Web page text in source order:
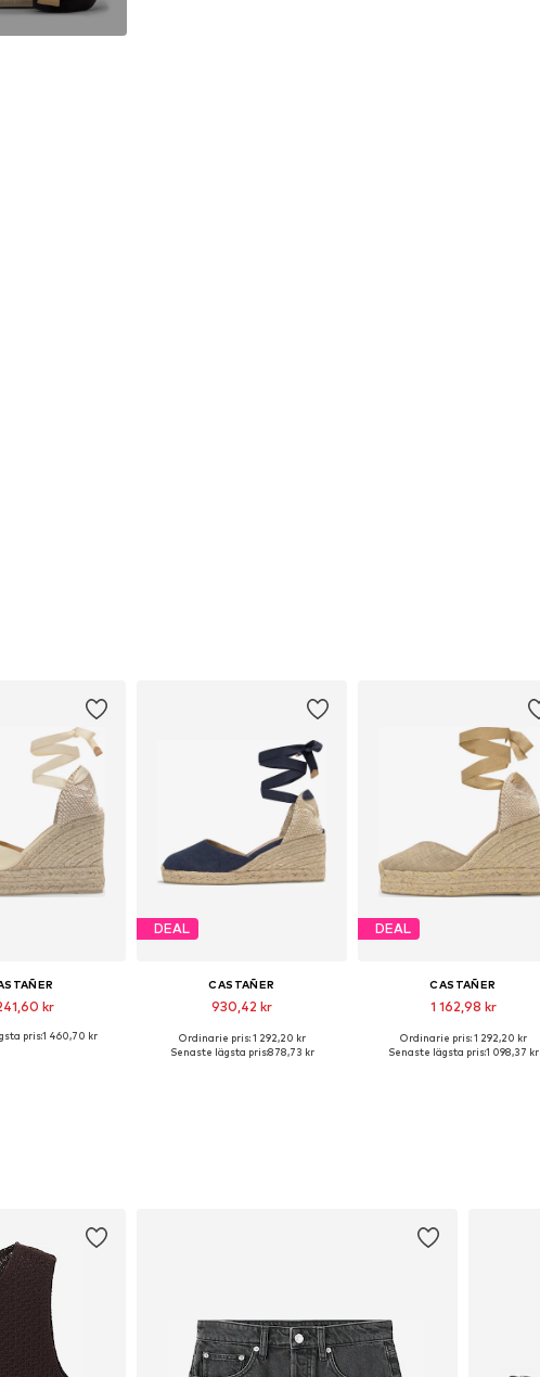
kr
pris:1 460,70 kr
DEAL
CASTAÑER
930,42 kr
Ordinarie pris: 1 292,20 kr
Senaste lägsta pris:878,73 kr
DEAL
CASTAÑER
1 162,98 kr
Ordinarie pris: 1 292,20 kr
Senaste lägsta pris:1 098,37 kr